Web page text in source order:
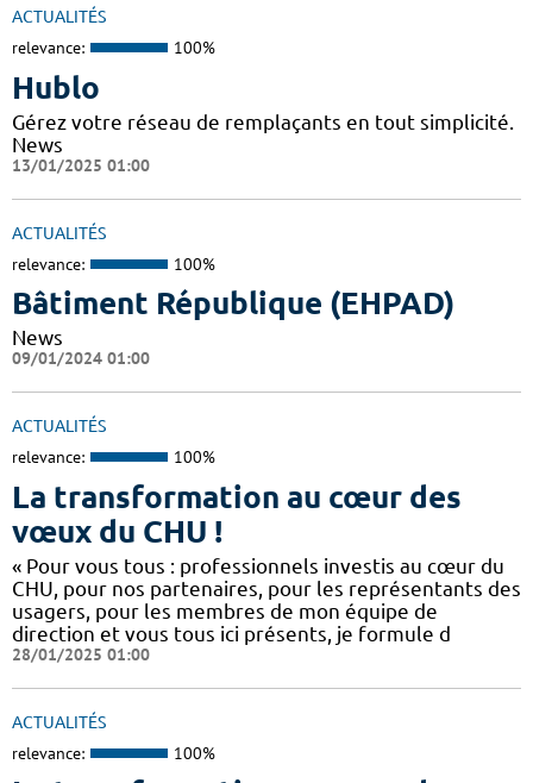
ACTUALITÉS
relevance: 100%
Hublo
Gérez votre réseau de remplaçants en tout simplicité.
News
13/01/2025 01:00
ACTUALITÉS
relevance: 100%
Bâtiment République (EHPAD)
News
09/01/2024 01:00
ACTUALITÉS
relevance: 100%
La transformation au cœur des
vœux du CHU !
« Pour vous tous : professionnels investis au cœur du
CHU, pour nos partenaires, pour les représentants des
usagers, pour les membres de mon équipe de
direction et vous tous ici présents, je formule d
28/01/2025 01:00
ACTUALITÉS
relevance: 100%